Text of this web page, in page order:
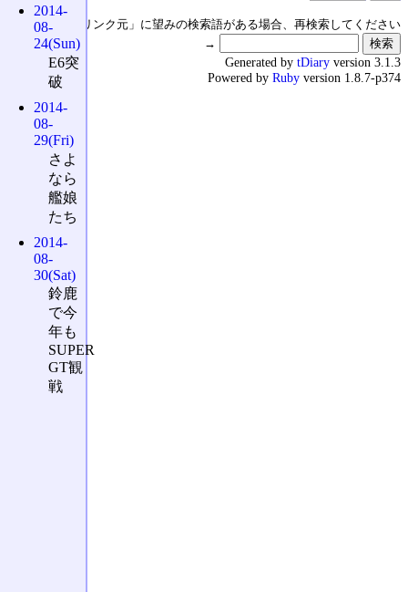
↑の「本日のリンク元」に望みの検索語がある場合、再検索してください
→
2014-
08-
24(Sun)
E6突
破
2014-
08-
29(Fri)
さよ
なら
艦娘
たち
2014-
08-
30(Sat)
鈴鹿
で今
年も
SUPER
GT観
戦
Generated by tDiary version 3.1.3
Powered by Ruby version 1.8.7-p374